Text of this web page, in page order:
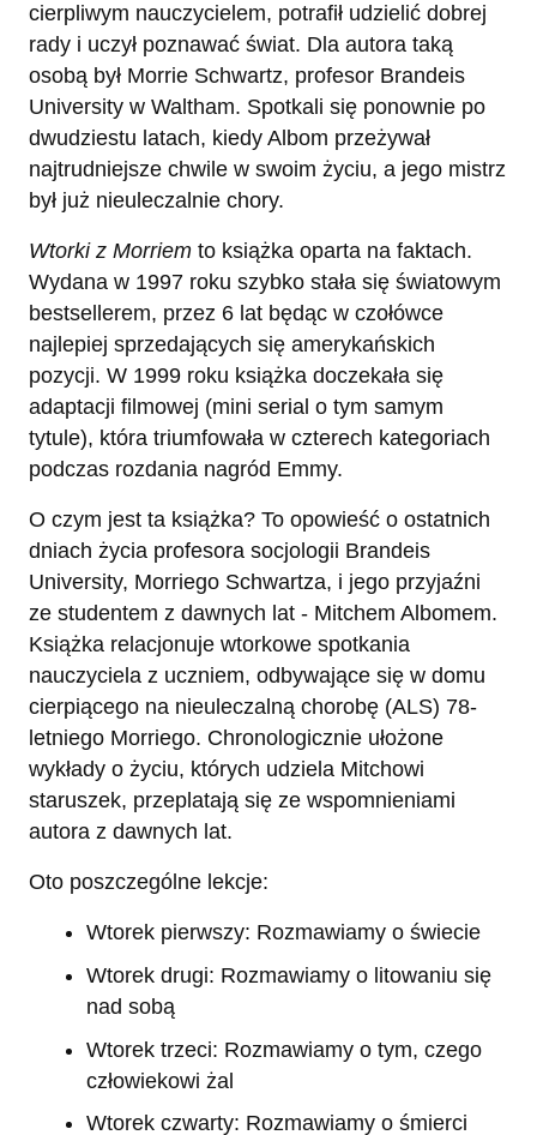
cierpliwym nauczycielem, potrafił udzielić dobrej
rady i uczył poznawać świat. Dla autora taką
osobą był Morrie Schwartz, profesor Brandeis
University w Waltham. Spotkali się ponownie po
dwudziestu latach, kiedy Albom przeżywał
najtrudniejsze chwile w swoim życiu, a jego mistrz
był już nieuleczalnie chory.
Wtorki z Morriem to książka oparta na faktach.
Wydana w 1997 roku szybko stała się światowym
bestsellerem, przez 6 lat będąc w czołówce
najlepiej sprzedających się amerykańskich
pozycji. W 1999 roku książka doczekała się
adaptacji filmowej (mini serial o tym samym
tytule), która triumfowała w czterech kategoriach
podczas rozdania nagród Emmy.
O czym jest ta książka? To opowieść o ostatnich
dniach życia profesora socjologii Brandeis
University, Morriego Schwartza, i jego przyjaźni
ze studentem z dawnych lat - Mitchem Albomem.
Książka relacjonuje wtorkowe spotkania
nauczyciela z uczniem, odbywające się w domu
cierpiącego na nieuleczalną chorobę (ALS) 78-
letniego Morriego. Chronologicznie ułożone
wykłady o życiu, których udziela Mitchowi
staruszek, przeplatają się ze wspomnieniami
autora z dawnych lat.
Oto poszczególne lekcje:
Wtorek pierwszy: Rozmawiamy o świecie
Wtorek drugi: Rozmawiamy o litowaniu się
nad sobą
Wtorek trzeci: Rozmawiamy o tym, czego
człowiekowi żal
Wtorek czwarty: Rozmawiamy o śmierci